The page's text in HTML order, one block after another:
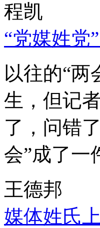
程凯
“党媒姓党
以往的“两
生，但记
了，问错
会”成了一
王德邦
媒体姓氏